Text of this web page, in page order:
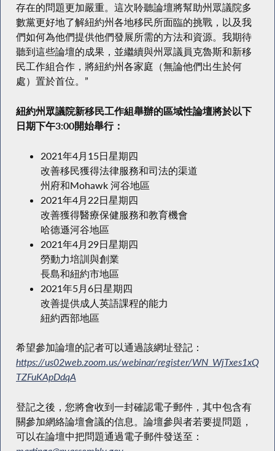
存在的問題更加嚴重。這次聆聽論壇將幫助州眾議院多
數黨更好地了解紐約州各地移民所面臨的挑戰，以及我
們如何為他們提供他們發展所需的方法和資源。我期待
聽到這些論壇的成果，並繼續與州眾議員克魯斯和新移
民工作組合作，將紐約州各家庭（無論他們出生於何
處）置於首位。”
紐約州眾議院新移民工作組舉辦的區域性論壇將於以下
日期下午3:00開始舉行：
2021年4月15日星期四
改善移民獲得法律服務和司法的渠道
州府和Mohawk 河谷地區
2021年4月22日星期四
改善獲得醫療保健服務和教育機會
哈德遜河谷地區
2021年4月29日星期四
勞動力培訓與創業
長島和紐約市地區
2021年5月6日星期四
改善提供成人英語課程的能力
紐約西部地區
希望參加論壇的記者可以通過該網址登記：
https://us02web.zoom.us/webinar/register/WN_WjTxes1xQq-
TZFuKApDdqA
登記之後，您將會收到一封確認電子郵件，其中包含有
關參加網絡論壇會議的信息。論壇參與者若要提問題，
可以在論壇中把問題通過電子郵件發送至：